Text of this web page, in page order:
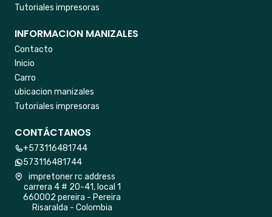
Tutoriales impresoras
INFORMACION MANIZALES
Contacto
Inicio
Carro
ubicacion manizales
Tutoriales impresoras
CONTÁCTANOS
+573116481744
573116481744
impretoner rc address
carrera 4 # 20-41, local 1
660002 pereira - Pereira
Risaralda - Colombia